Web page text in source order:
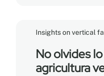
Insights on vertical
No olvides
agricultura